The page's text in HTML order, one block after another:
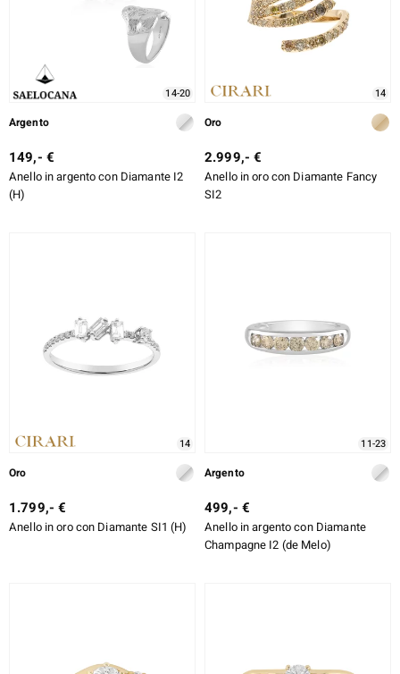
14-20
Argento
149,- €
Anello in argento con Diamante I2
(H)
14
Oro
2.999,- €
Anello in oro con Diamante Fancy
SI2
14
Oro
1.799,- €
Anello in oro con Diamante SI1 (H)
11-23
Argento
499,- €
Anello in argento con Diamante
Champagne I2 (de Melo)